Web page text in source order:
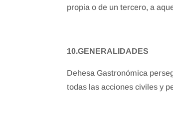
propia o de un tercero, a
10.GENERALIDADES
Dehesa Gastronómica
todas las acciones civiles y